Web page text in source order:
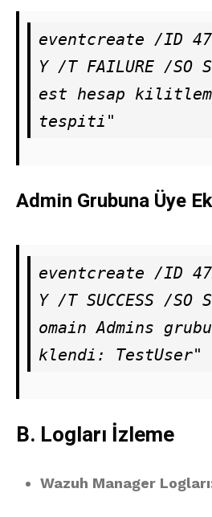
eventcreate /ID
Y /T FAILURE /
est hesap
tespiti"
Admin Grubuna Üye
eventcreate /ID
Y /T SUCCESS /
omain Admins
klendi: TestUser"
B. Logları İzleme
Wazuh Manager